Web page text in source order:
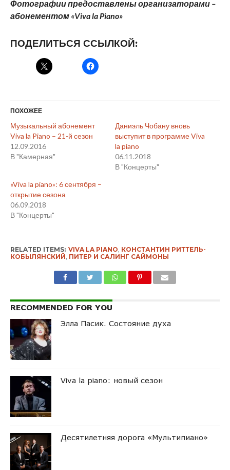
Фотографии предоставлены организаторами –
абонементом «VivalaPiano»
ПОДЕЛИТЬСЯ ССЫЛКОЙ:
ПОХОЖЕЕ
Музыкальный абонемент
Viva la Piano – 21-й сезон
12.09.2016
В "Камерная"
Даниэль Чобану вновь
выступит в программе Viva
la piano
06.11.2018
В "Концерты"
«Viva la piano»: 6 сентября –
открытие сезона
06.09.2018
В "Концерты"
RELATED ITEMS: VIVA LA PIANO КОНСТАНТИН РИТТЕЛЬ-
КОБЫЛЯНСКИЙ ПИТЕР И САЛИНГ САЙМОНЫ
RECOMMENDED FOR YOU
Элла Пасик. Состояние духа
Viva la piano: новый сезон
Десятилетняя дорога «Мультипиано»